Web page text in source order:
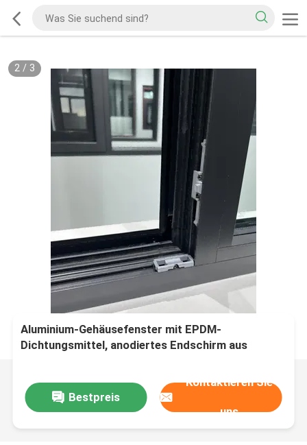
2/ 3
Aluminium-Gehäusefenster mit EPDM-
Dichtungsmittel, anodiertes Endschirm aus
Bestpreis
Kontaktieren Sie
uns